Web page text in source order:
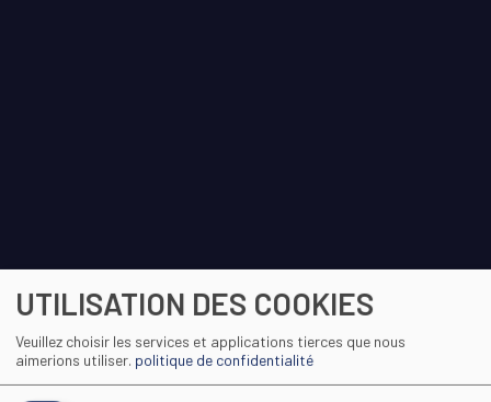
UTILISATION DES COOKIES
Veuillez choisir les services et applications tierces que nous
aimerions utiliser. politique de confidentialité